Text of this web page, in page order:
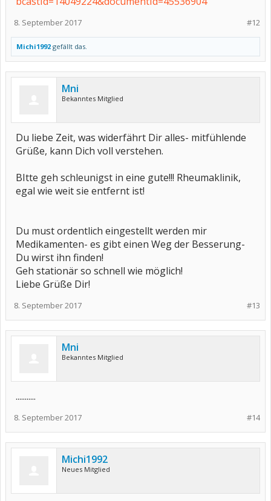
#12
8. September 2017
Michi1992 gefällt das.
Mni
Bekanntes Mitglied
Du liebe Zeit, was widerfährt Dir alles- mitfühlende
Grüße, kann Dich voll verstehen.
BItte geh schleunigst in eine gute!!! Rheumaklinik,
egal wie weit sie entfernt ist!
Du must ordentlich eingestellt werden mir
Medikamenten- es gibt einen Weg der Besserung-
Du wirst ihn finden!
Geh stationär so schnell wie möglich!
Liebe Grüße Dir!
#13
8. September 2017
Mni
Bekanntes Mitglied
...........
#14
8. September 2017
Michi1992
Neues Mitglied